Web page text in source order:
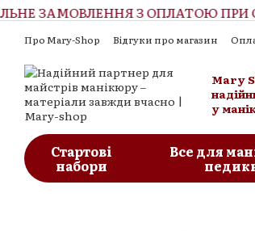
Перейти до основного контенту
ЗАМОВЛЕННЯ З ОПЛАТОЮ ПРИ
Про Mary-Shop Відгуки про магазин
Mary
у
Стартові
набори
Все для